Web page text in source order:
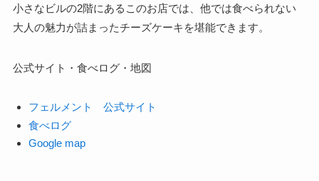
小さなビルの2階にあるこのお店では、他では食べられない
大人の魅力が詰まったチーズケーキを堪能できます。
公式サイト・食べログ・地図
フェルメント 公式サイト
食べログ
Google map